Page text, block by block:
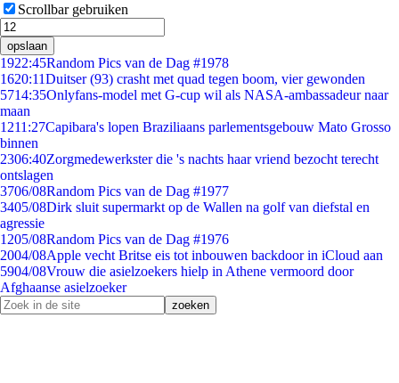
Scrollbar gebruiken
opslaan
1922:45Random Pics van de Dag #1978
1620:11Duitser (93) crasht met quad tegen boom, vier gewonden
5714:35Onlyfans-model met G-cup wil als NASA-ambassadeur naar
maan
1211:27Capibara's lopen Braziliaans parlementsgebouw Mato Grosso
binnen
2306:40Zorgmedewerkster die 's nachts haar vriend bezocht terecht
ontslagen
3706/08Random Pics van de Dag #1977
3405/08Dirk sluit supermarkt op de Wallen na golf van diefstal en
agressie
1205/08Random Pics van de Dag #1976
2004/08Apple vecht Britse eis tot inbouwen backdoor in iCloud aan
5904/08Vrouw die asielzoekers hielp in Athene vermoord door
Afghaanse asielzoeker